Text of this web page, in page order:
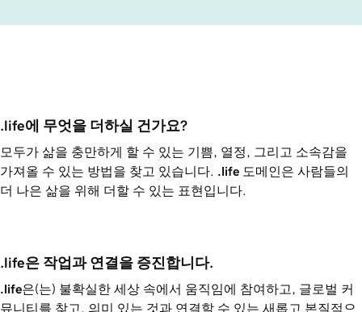
.life에 무엇을 더하실 건가요?
모두가 삶을 충만하게 할 수 있는 기쁨, 열정, 그리고 소속감을
가져올 수 있는 방법을 찾고 있습니다.
.life 도메인은 사람들의
더 나은 삶을 위해 더할 수 있는 표현입니다.
.life은 작업과 연결을 증진합니다.
.life은(는) 불확실한 세상 속에서 움직임에 참여하고, 글로벌 커
뮤니티를 찾고, 의미 있는 것과 연결할 수 있는 새롭고 본질적으